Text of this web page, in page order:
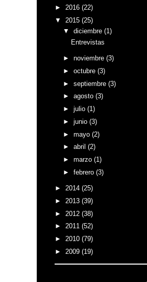
► 2016 (22)
▼ 2015 (25)
▼ diciembre (1)
Entrevistas
► noviembre (3)
► octubre (3)
► septiembre (3)
► agosto (3)
► julio (1)
► junio (3)
► mayo (2)
► abril (2)
► marzo (1)
► febrero (3)
► 2014 (25)
► 2013 (39)
► 2012 (38)
► 2011 (52)
► 2010 (79)
► 2009 (19)